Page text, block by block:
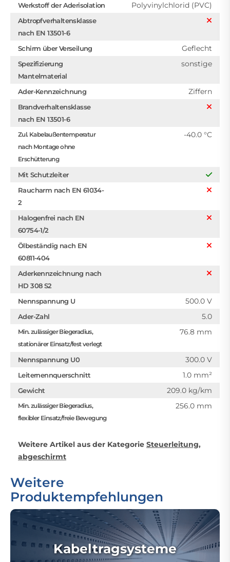
Werkstoff der Aderisolation
Polyvinylchlorid (PVC)
Abtropfverhaltensklasse
nach EN 13501-6
Schirm über Verseilung
Geflecht
Spezifizierung
Mantelmaterial
sonstige
Ader-Kennzeichnung Ziffern
Brandverhaltensklasse
nach EN 13501-6
Zul. Kabelaußentemperatur
nach Montage ohne
Erschütterung
-40.0 °C
Mit Schutzleiter
Raucharm nach EN 61034-
2
Halogenfrei nach EN
60754-1/2
Ölbeständig nach EN
60811-404
Aderkennzeichnung nach
HD 308 S2
Nennspannung U
500.0 V
Ader-Zahl 5.0
Min. zulässiger Biegeradius,
stationärer Einsatz/fest verlegt
76.8 mm
Nennspannung U0 300.0 V
Leiternennquerschnitt 1.0 mm²
Gewicht 209.0 kg/km
Min. zulässiger Biegeradius,
flexibler Einsatz/freie Bewegung
256.0 mm
Weitere Artikel aus der Kategorie Steuerleitung,
abgeschirmt
Weitere
Produktempfehlungen
Kabeltragsysteme